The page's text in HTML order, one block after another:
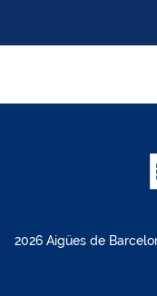
2026 Aigües de